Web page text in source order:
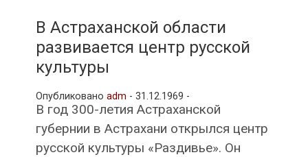
и
другие связанные со стройкой
рубрики
В Астраханской области
развивается центр русской
культуры
Опубликовано adm - 31.12.1969 -
В год 300-летия Астраханской
губернии в Астрахани открылся центр
русской культуры «Раздивье». Он